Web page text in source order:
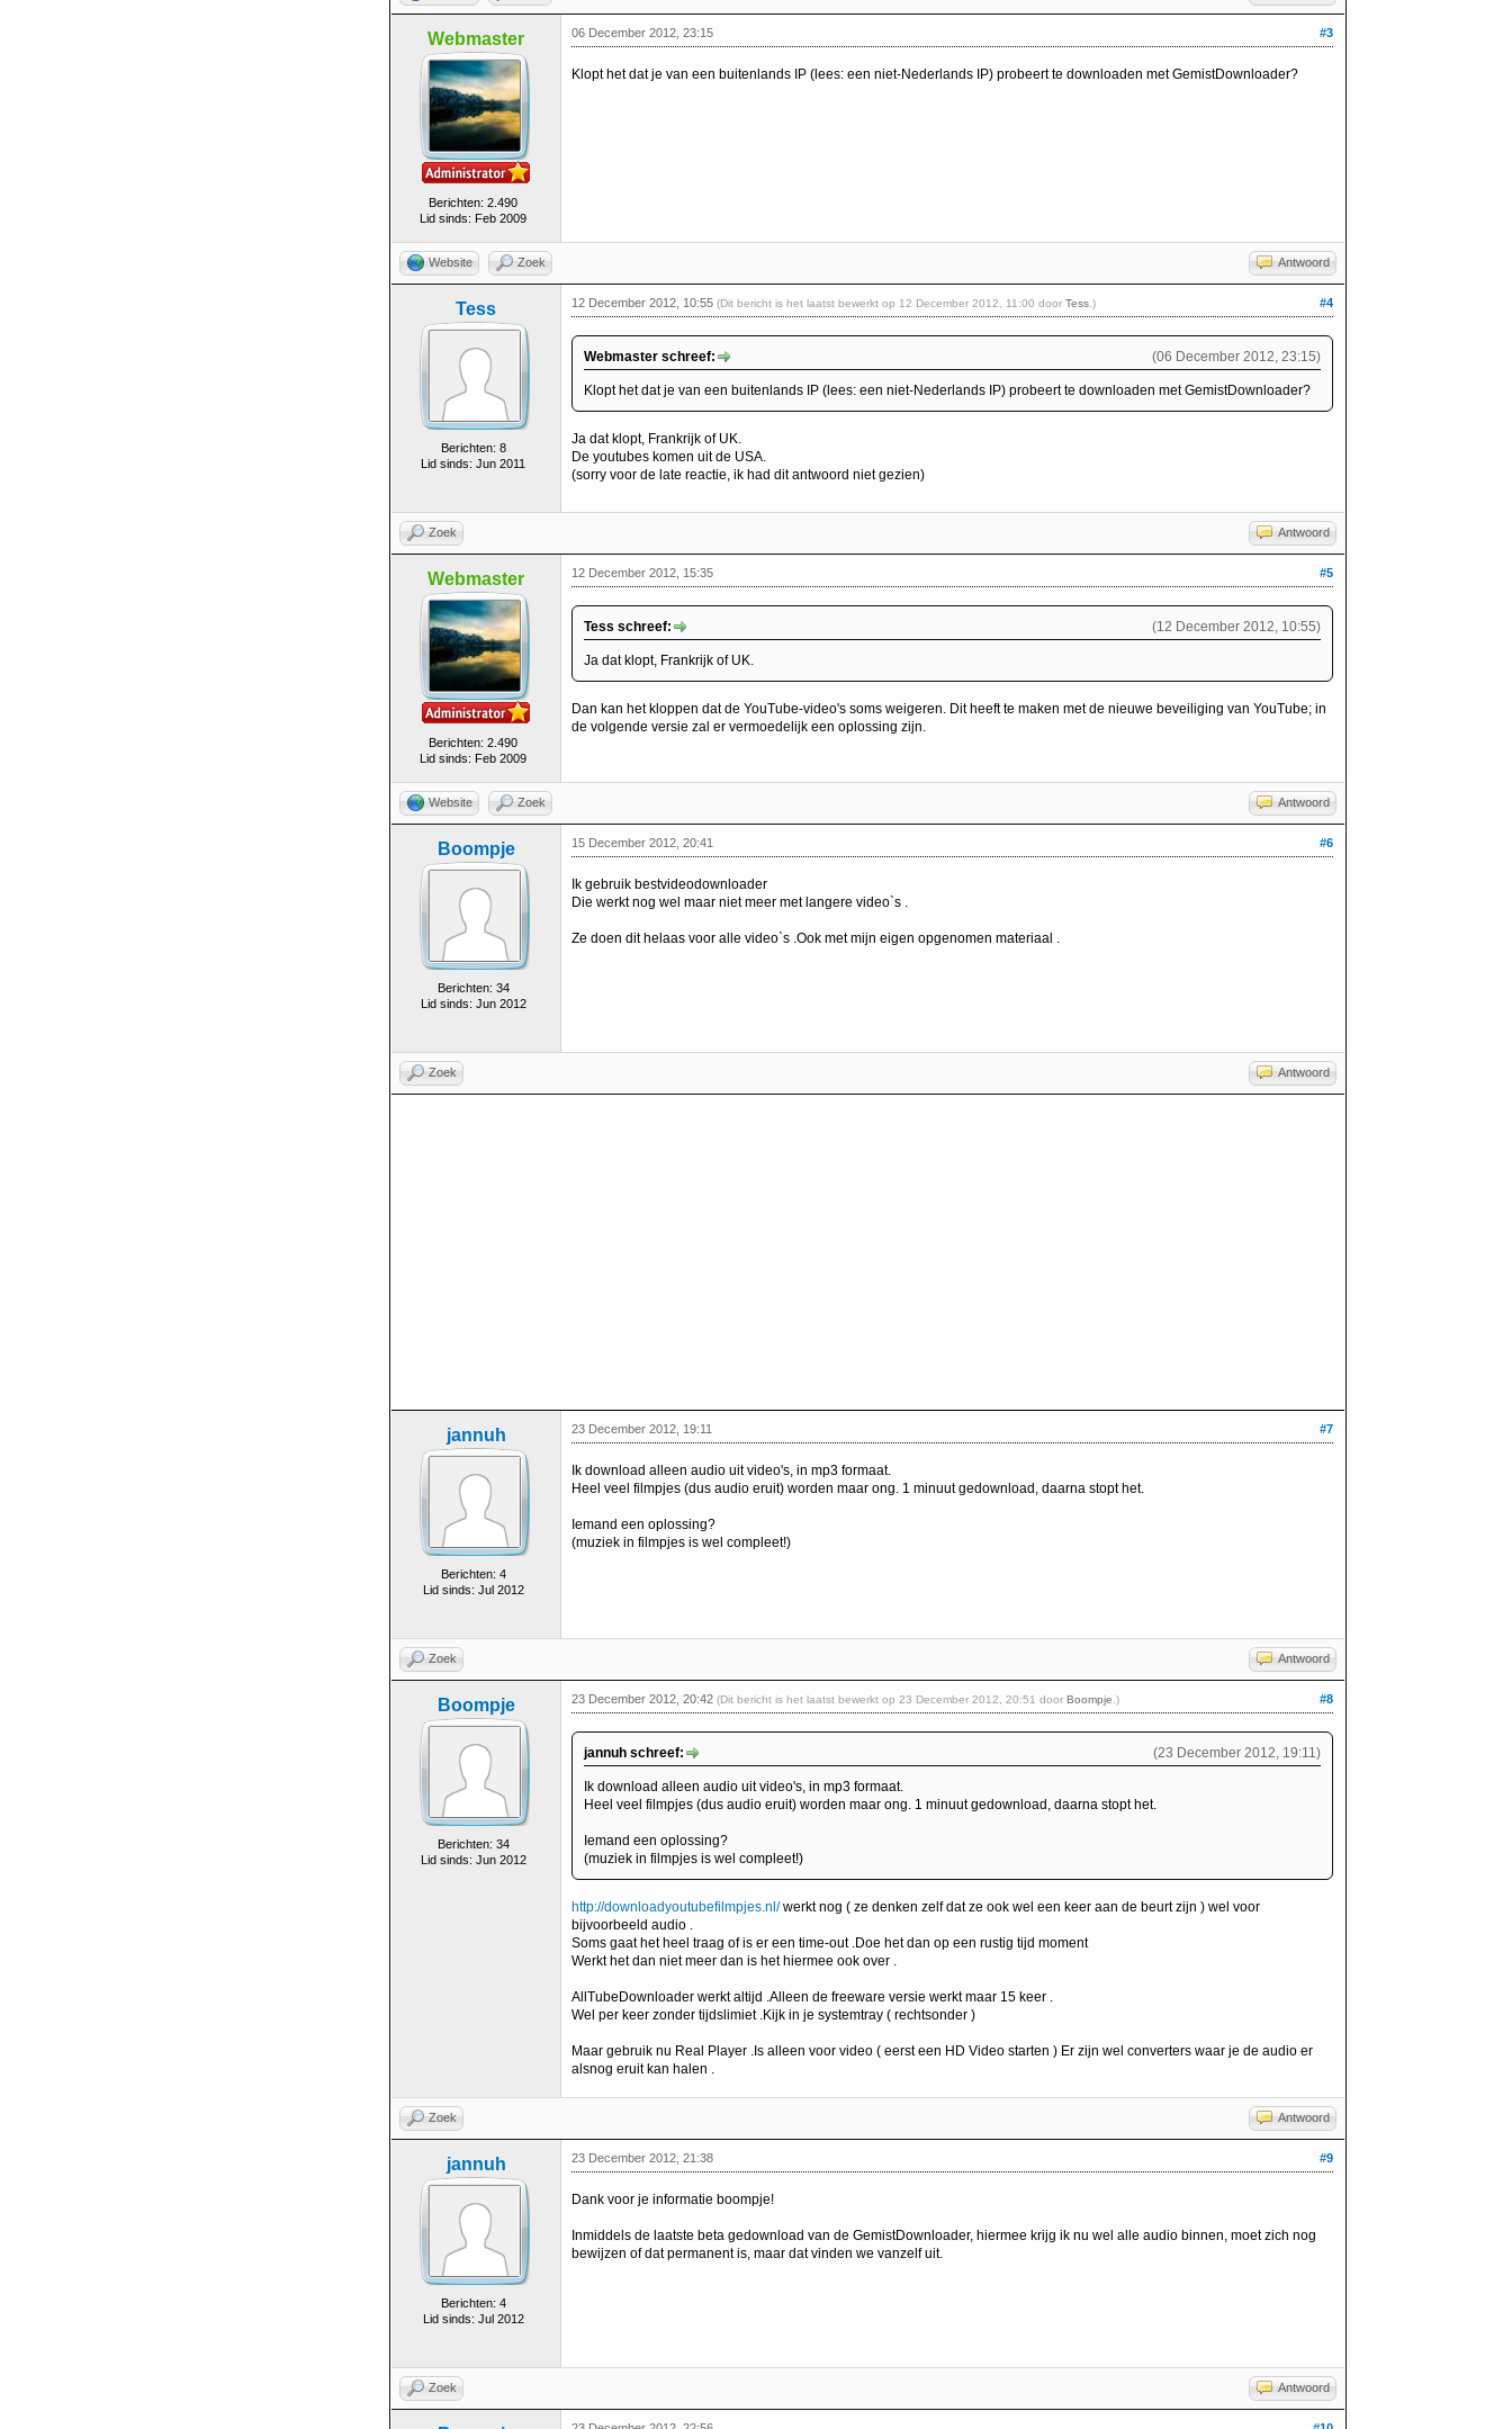
Webmaster
Berichten: 2.490
Lid sinds: Feb 2009
#3
06 December 2012, 23:15
Klopt het dat je van een buitenlands IP (lees: een niet-Nederlands IP) probeert te downloaden met GemistDownloader?
Website Zoek Antwoord
Tess
Berichten: 8
Lid sinds: Jun 2011
#4
12 December 2012, 10:55 (Dit bericht is het laatst bewerkt op 12 December 2012, 11:00 door Tess .)
(06 December 2012, 23:15)
Webmaster schreef:
Klopt het dat je van een buitenlands IP (lees: een niet-Nederlands IP) probeert te downloaden met GemistDownloader?
Ja dat klopt, Frankrijk of UK.
De youtubes komen uit de USA.
(sorry voor de late reactie, ik had dit antwoord niet gezien)
Zoek Antwoord
Webmaster
Berichten: 2.490
Lid sinds: Feb 2009
#5
12 December 2012, 15:35
(12 December 2012, 10:55)
Tess schreef:
Ja dat klopt, Frankrijk of UK.
Dan kan het kloppen dat de YouTube-video's soms weigeren. Dit heeft te maken met de nieuwe beveiliging van YouTube; in
de volgende versie zal er vermoedelijk een oplossing zijn.
Website Zoek Antwoord
Boompje
Berichten: 34
Lid sinds: Jun 2012
#6
15 December 2012, 20:41
Ik gebruik bestvideodownloader
Die werkt nog wel maar niet meer met langere video`s .
Ze doen dit helaas voor alle video`s .Ook met mijn eigen opgenomen materiaal .
Zoek Antwoord
jannuh
Berichten: 4
Lid sinds: Jul 2012
#7
23 December 2012, 19:11
Ik download alleen audio uit video's, in mp3 formaat.
Heel veel filmpjes (dus audio eruit) worden maar ong. 1 minuut gedownload, daarna stopt het.
Iemand een oplossing?
(muziek in filmpjes is wel compleet!)
Zoek Antwoord
Boompje
Berichten: 34
Lid sinds: Jun 2012
#8
23 December 2012, 20:42 (Dit bericht is het laatst bewerkt op 23 December 2012, 20:51 door Boompje .)
(23 December 2012, 19:11)
jannuh schreef:
Ik download alleen audio uit video's, in mp3 formaat.
Heel veel filmpjes (dus audio eruit) worden maar ong. 1 minuut gedownload, daarna stopt het.
Iemand een oplossing?
(muziek in filmpjes is wel compleet!)
http://downloadyoutubefilmpjes.nl/werkt nog ( ze denken zelf dat ze ook wel een keer aan de beurt zijn ) wel voor
bijvoorbeeld audio .
Soms gaat het heel traag of is er een time-out .Doe het dan op een rustig tijd moment
Werkt het dan niet meer dan is het hiermee ook over .
AllTubeDownloader werkt altijd .Alleen de freeware versie werkt maar 15 keer .
Wel per keer zonder tijdslimiet .Kijk in je systemtray ( rechtsonder )
Maar gebruik nu Real Player .Is alleen voor video ( eerst een HD Video starten ) Er zijn wel converters waar je de audio er
alsnog eruit kan halen .
Zoek Antwoord
jannuh
Berichten: 4
Lid sinds: Jul 2012
#9
23 December 2012, 21:38
Dank voor je informatie boompje!
Inmiddels de laatste beta gedownload van de GemistDownloader, hiermee krijg ik nu wel alle audio binnen, moet zich nog
bewijzen of dat permanent is, maar dat vinden we vanzelf uit.
Zoek Antwoord